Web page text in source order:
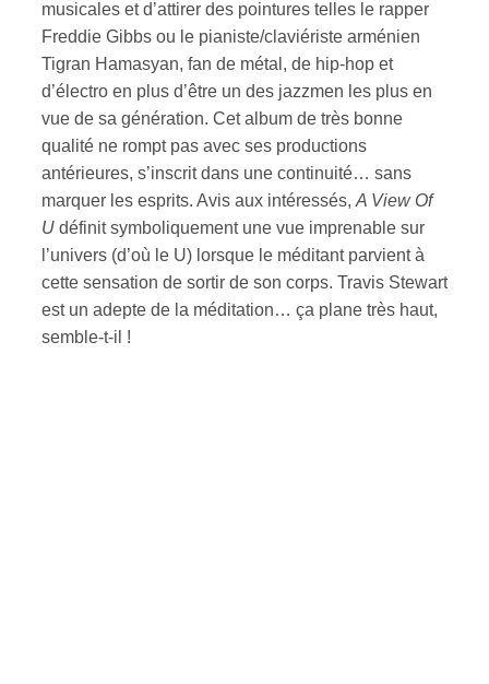
musicales et d’attirer des pointures telles le rapper
Freddie Gibbs ou le pianiste/claviériste arménien
Tigran Hamasyan, fan de métal, de hip-hop et
d’électro en plus d’être un des jazzmen les plus en
vue de sa génération. Cet album de très bonne
qualité ne rompt pas avec ses productions
antérieures, s’inscrit dans une continuité… sans
marquer les esprits. Avis aux intéressés, A View Of
U définit symboliquement une vue imprenable sur
l’univers (d’où le U) lorsque le méditant parvient à
cette sensation de sortir de son corps. Travis Stewart
est un adepte de la méditation… ça plane très haut,
semble-t-il !